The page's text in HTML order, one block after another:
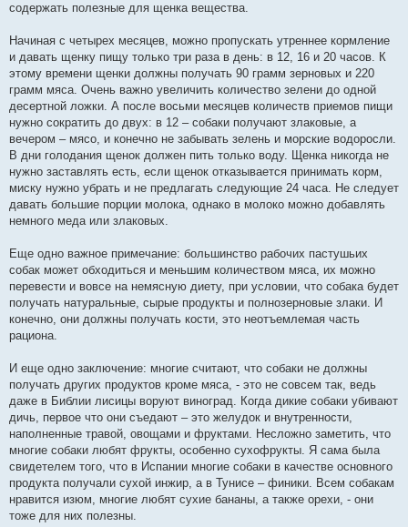
содержать полезные для щенка вещества.
Начиная с четырех месяцев, можно пропускать утреннее кормление
и давать щенку пищу только три раза в день: в 12, 16 и 20 часов. К
этому времени щенки должны получать 90 грамм зерновых и 220
грамм мяса. Очень важно увеличить количество зелени до одной
десертной ложки. А после восьми месяцев количеств приемов пищи
нужно сократить до двух: в 12 – собаки получают злаковые, а
вечером – мясо, и конечно не забывать зелень и морские водоросли.
В дни голодания щенок должен пить только воду. Щенка никогда не
нужно заставлять есть, если щенок отказывается принимать корм,
миску нужно убрать и не предлагать следующие 24 часа. Не следует
давать большие порции молока, однако в молоко можно добавлять
немного меда или злаковых.
Еще одно важное примечание: большинство рабочих пастушьих
собак может обходиться и меньшим количеством мяса, их можно
перевести и вовсе на немясную диету, при условии, что собака будет
получать натуральные, сырые продукты и полнозерновые злаки. И
конечно, они должны получать кости, это неотъемлемая часть
рациона.
И еще одно заключение: многие считают, что собаки не должны
получать других продуктов кроме мяса, - это не совсем так, ведь
даже в Библии лисицы воруют виноград. Когда дикие собаки убивают
дичь, первое что они съедают – это желудок и внутренности,
наполненные травой, овощами и фруктами. Несложно заметить, что
многие собаки любят фрукты, особенно сухофрукты. Я сама была
свидетелем того, что в Испании многие собаки в качестве основного
продукта получали сухой инжир, а в Тунисе – финики. Всем собакам
нравится изюм, многие любят сухие бананы, а также орехи, - они
тоже для них полезны.